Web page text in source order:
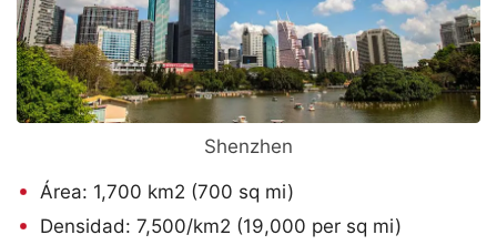
Shenzhen
Área: 1,700 km2 (700 sq mi)
Densidad: 7,500/km2 (19,000 per sq mi)